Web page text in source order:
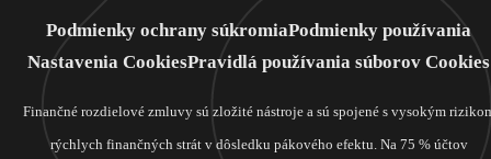
Podmienky ochrany súkromiaPodmienky používania
Nastavenia CookiesPravidlá používania súborov Cookies
Finančné rozdielové zmluvy sú zložité nástroje a sú spojené s vysokým
rýchlych finančných strát v dôsledku pákového efektu. Na 75 % účtov